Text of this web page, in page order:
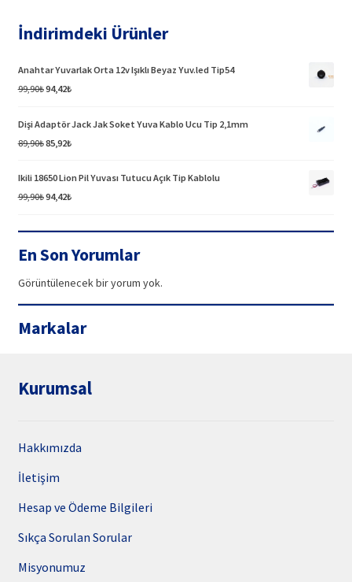
İndirimdeki Ürünler
Anahtar Yuvarlak Orta 12v Işıklı Beyaz Yuv.led Tip54
99,90₺Orijinal
94,42₺Şu
Dişi Adaptör Jack Jak Soket Yuva Kablo Ucu Tip 2,1mm
89,90₺Orijinal
85,92₺Şu
Ikili 18650 Lion Pil Yuvası Tutucu Açık Tip Kablolu
99,90₺Orijinal
94,42₺Şu
En Son Yorumlar
Görüntülenecek bir yorum yok.
Markalar
Kurumsal
Hakkımızda
İletişim
Hesap ve Ödeme Bilgileri
Sıkça Sorulan Sorular
Misyonumuz